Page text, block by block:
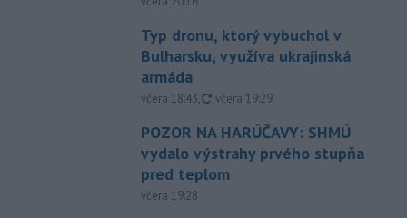
Typ dronu, ktorý vybuchol v
Bulharsku, využíva ukrajinská
armáda
včera 18:43, aktualizované
včera 19:29
POZOR NA HARÚČAVY: SHMÚ
vydalo výstrahy prvého stupňa
pred teplom
včera 19:28